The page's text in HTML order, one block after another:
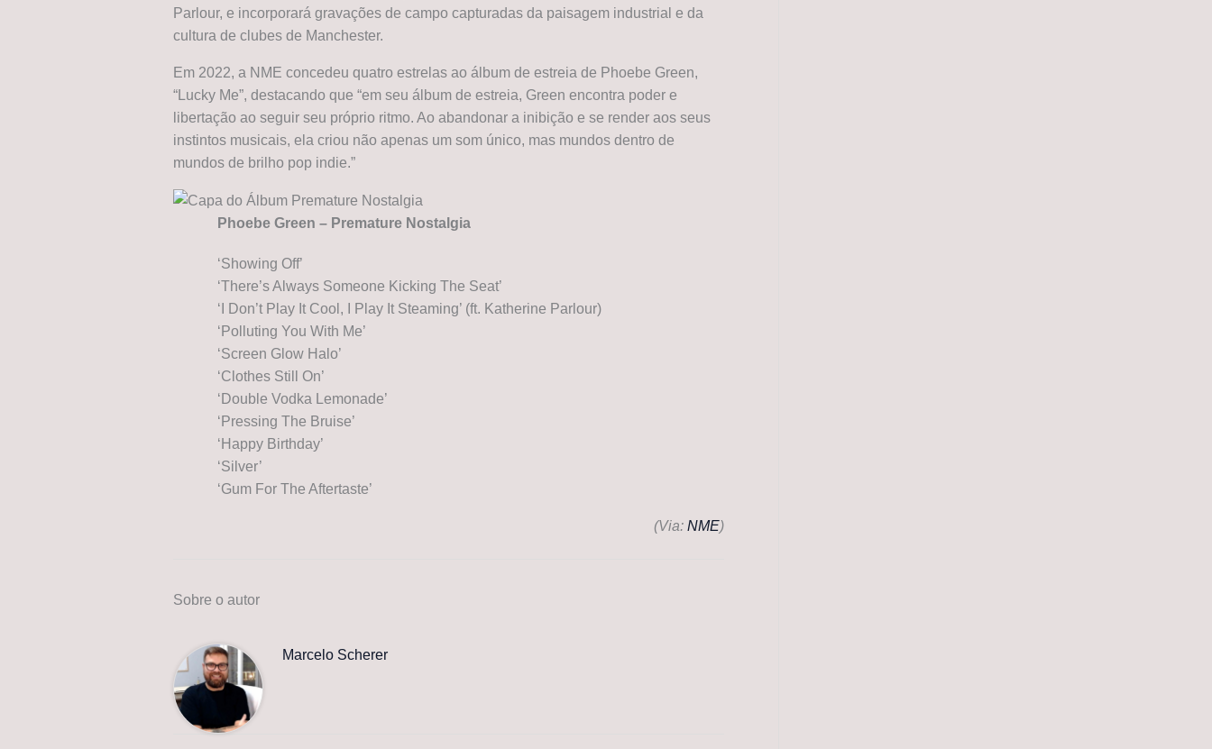
Parlour, e incorporará gravações de campo capturadas da paisagem industrial e da
cultura de clubes de Manchester.
Em 2022, a NME concedeu quatro estrelas ao álbum de estreia de Phoebe Green,
“Lucky Me”, destacando que “em seu álbum de estreia, Green encontra poder e
libertação ao seguir seu próprio ritmo. Ao abandonar a inibição e se render aos seus
instintos musicais, ela criou não apenas um som único, mas mundos dentro de
mundos de brilho pop indie.”
Phoebe Green – Premature Nostalgia
‘Showing Off’
‘There’s Always Someone Kicking The Seat’
‘I Don’t Play It Cool, I Play It Steaming’ (ft. Katherine Parlour)
‘Polluting You With Me’
‘Screen Glow Halo’
‘Clothes Still On’
‘Double Vodka Lemonade’
‘Pressing The Bruise’
‘Happy Birthday’
‘Silver’
‘Gum For The Aftertaste’
(Via: NME)
Sobre o autor
Marcelo Scherer